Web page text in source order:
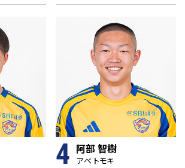
阿部 智樹
アベ トモキ
4